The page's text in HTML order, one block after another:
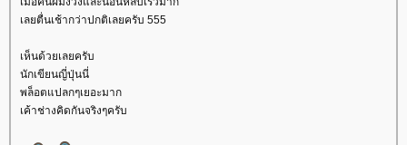
เลยตื่นเช้ากว่าปกติเลยครับ 555
เห็นด้วยเลยครับ
นักเขียนญี่ปุ่นนี่
พล็อตแปลกๆเยอะมาก
เค้าช่างคิดกันจริงๆครับ